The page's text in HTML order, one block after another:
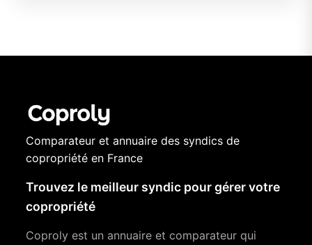
Comparateur et annuaire des syndics de
copropriété en France
Trouvez le meilleur syndic pour gérer votre
copropriété
Coproly est un annuaire et comparateur qui